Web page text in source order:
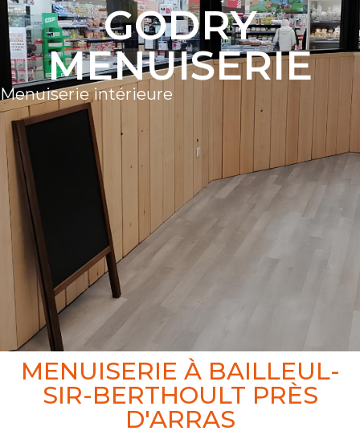
GODRY
MENUISERIE
Menuiserie intérieure
MENUISERIE À BAILLEUL-
SIR-BERTHOULT PRÈS
D'ARRAS